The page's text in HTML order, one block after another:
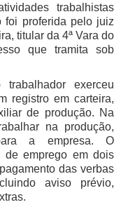
do Assédio
Socioambiental
e Aquisições
Inteligência
e Diversidade
Documental
trabalhistas
foi proferida pelo juiz
titular da 4ª Vara do
que tramita sob
exerceu
registro em carteira,
de produção. Na
na produção,
a empresa. O
de emprego em dois
das verbas
aviso prévio,